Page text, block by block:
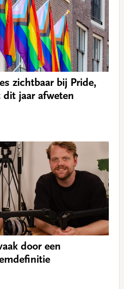
zichtbaar bij Pride,
jaar afweten
door een